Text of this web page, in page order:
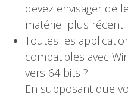
devez envisager de
matériel plus récent.
Toutes les
compatibles avec
vers 64 bits ?
En supposant que